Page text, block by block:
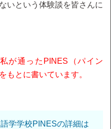
いという体験談を皆さんに
が通ったPINES（パイン
もとに書いています。
学学校PINESの詳細は